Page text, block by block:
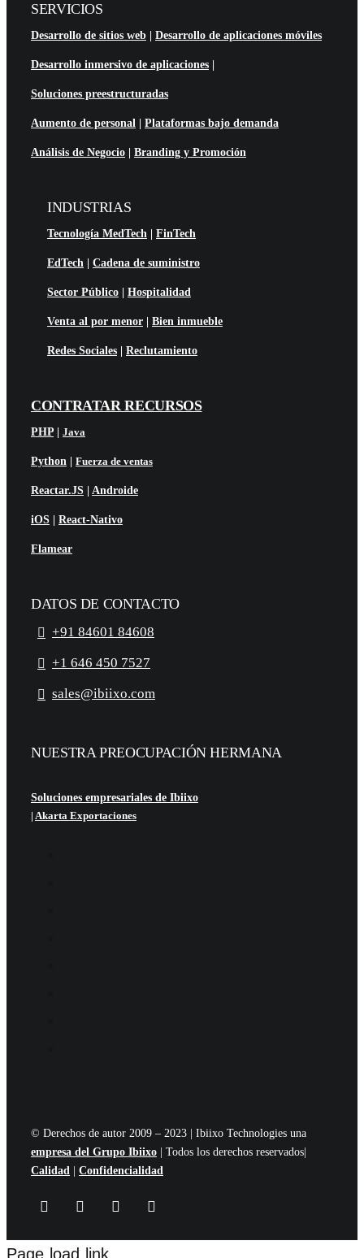
SERVICIOS
Desarrollo de sitios web| Desarrollo de aplicaciones móviles
Desarrollo inmersivo de aplicaciones|
Soluciones preestructuradas
Aumento de personal| Plataformas bajo demanda
Análisis de Negocio| Branding y Promoción
INDUSTRIAS
Tecnología MedTech| FinTech
EdTech| Cadena de suministro
Sector Público| Hospitalidad
Venta al por menor| Bien inmueble
Redes Sociales| Reclutamiento
CONTRATAR RECURSOS
PHP| Java
Python| Fuerza de ventas
Reactar.JS| Androide
iOS| React-Nativo
Flamear
DATOS DE CONTACTO
+91 84601 84608
+1 646 450 7527
sales@ibiixo.com
NUESTRA PREOCUPACIÓN HERMANA
Soluciones empresariales de Ibiixo
| Akarta Exportaciones
© Derechos de autor 2009 – 2023 | Ibiixo Technologies una
empresa del Grupo Ibiixo| Todos los derechos reservados|
Calidad| Confidencialidad
Page load link